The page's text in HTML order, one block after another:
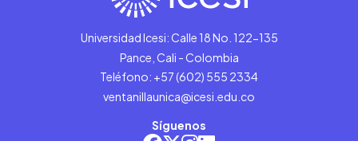
Universidad Icesi: Calle 18 No. 122-135
Pance, Cali - Colombia
Teléfono: +57 (602) 555 2334
ventanillaunica@icesi.edu.co
Síguenos